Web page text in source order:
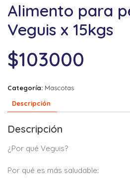
Alimento para
Veguis x 15kgs
$103000
Categoría: Mascotas
Descripción
Descripción
¿Por qué Veguis?
Por qué es más saludable: